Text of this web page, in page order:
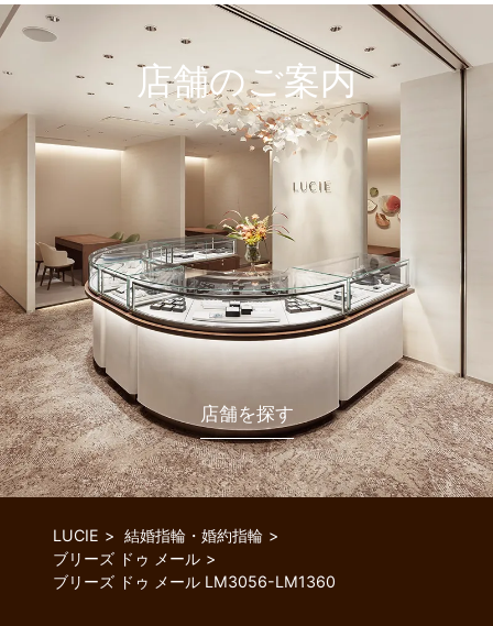
店舗のご案内
店舗を探す
LUCIE
結婚指輪・婚約指輪
ブリーズ ドゥ メール
ブリーズ ドゥ メール LM3056-LM1360